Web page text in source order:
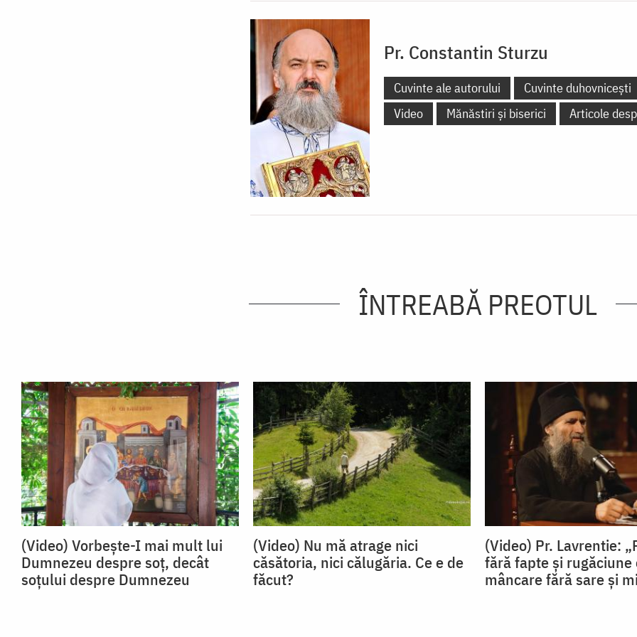
Pr. Constantin Sturzu
Cuvinte ale autorului Cuvinte duhovnicești
Video
Mănăstiri și biserici Articole
ÎNTREABĂ PREOTUL
(Video) Vorbește-I mai mult lui
Dumnezeu despre soț, decât
soțului despre Dumnezeu
(Video) Nu mă atrage nici
căsătoria, nici călugăria. Ce e de
făcut?
(Video) Pr. Lavrentie:
fără fapte și rugăciune
mâncare fără sare și